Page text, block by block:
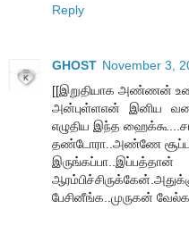
Reply
GHOST November 3,
[[இறுதியாக அண்ணன்
அன்புள்ளஎன் இனிய
எழுதிய இந்த
தண்டோரா..அண்ணே
பேசினீங்க..முருகன்